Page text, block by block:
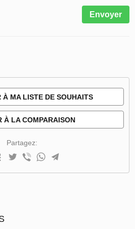
Envoyer
À MA LISTE DE SOUHAITS
À LA COMPARAISON
Partagez: